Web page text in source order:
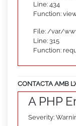
Line: 434
Function:
File: /var/
Line: 315
Function:
CONTACTA AMB
A PHP
Severity: